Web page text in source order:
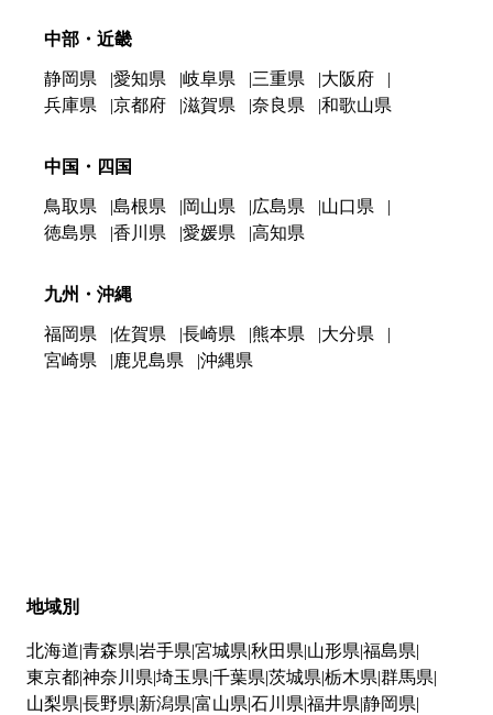
中部・近畿
静岡県 愛知県 岐阜県 三重県
大阪府
兵庫県
京都府 滋賀県 奈良県 和歌山県
中国・四国
鳥取県 島根県 岡山県 広島県
山口県
徳島県
香川県 愛媛県 高知県
九州・沖縄
福岡県 佐賀県 長崎県 熊本県
大分県
宮崎県
鹿児島県 沖縄県
地域別
北海道 青森県 岩手県 宮城県 秋田県 山形県 福島県
東京都神奈川県 埼玉県 千葉県 茨城県 栃木県 群馬県
山梨県 長野県 新潟県 富山県 石川県 福井県 静岡県